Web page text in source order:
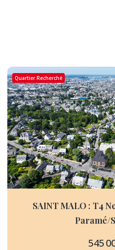
Quartier Recherché
SAINT MALO : T4
Paramé/
545